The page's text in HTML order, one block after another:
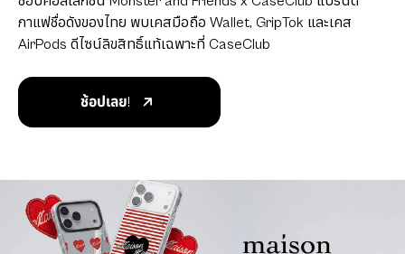
กาแฟชื่อดังของไทย พบเคสมือถือ Wallet, GripTok และเคส
AirPods ดีไซน์ลิขสิทธิ์แท้เฉพาะที่ CaseClub
ช้อปเลย!